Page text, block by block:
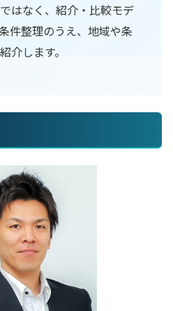
はなく、紹介・比較モデ
件整理のうえ、地域や条
介します。